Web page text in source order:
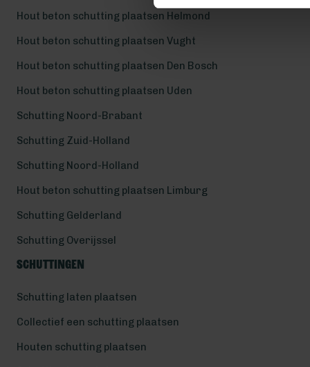
Hout beton schutting plaatsen Helmond
Hout beton schutting plaatsen Vught
Hout beton schutting plaatsen Den Bosch
Hout beton schutting plaatsen Uden
Schutting Noord-Brabant
Schutting Zuid-Holland
Schutting Noord-Holland
Hout beton schutting plaatsen Limburg
Schutting Gelderland
Schutting Overijssel
Schuttingen
Schutting laten plaatsen
Collectief een schutting plaatsen
Houten schutting plaatsen